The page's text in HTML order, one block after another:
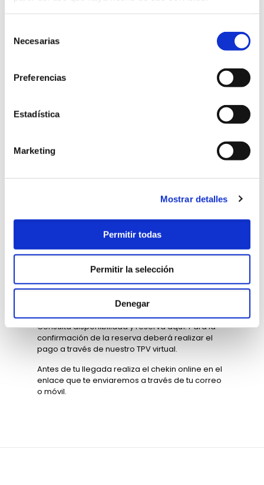
Necesarias
Preferencias
Estadística
Marketing
Mostrar detalles
Permitir todas
Permitir la selección
Denegar
MEJORES PRECIOS
Vieira con la mejor tarifa, utiliza nuestro sistema
de RESERVA ONLINE.
Consulta disponibilidad y reserva aquí. Para la
confirmación de la reserva deberá realizar el
pago a través de nuestro TPV virtual.
Antes de tu llegada realiza el chekin online en el
enlace que te enviaremos a través de tu correo
o móvil.